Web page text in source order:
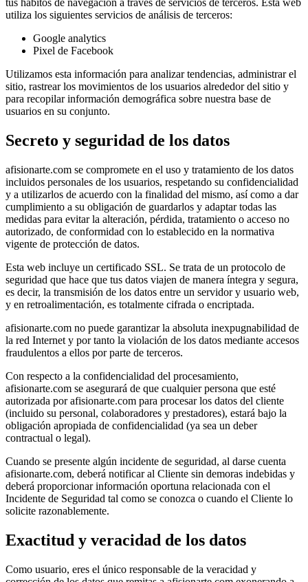
tus hábitos de navegación a través de servicios de terceros. Esta web
utiliza los siguientes servicios de análisis de terceros:
Google analytics
Pixel de Facebook
Utilizamos esta información para analizar tendencias, administrar el
sitio, rastrear los movimientos de los usuarios alrededor del sitio y
para recopilar información demográfica sobre nuestra base de
usuarios en su conjunto.
Secreto y seguridad de los datos
afisionarte.com se compromete en el uso y tratamiento de los datos
incluidos personales de los usuarios, respetando su confidencialidad
y a utilizarlos de acuerdo con la finalidad del mismo, así como a dar
cumplimiento a su obligación de guardarlos y adaptar todas las
medidas para evitar la alteración, pérdida, tratamiento o acceso no
autorizado, de conformidad con lo establecido en la normativa
vigente de protección de datos.
Esta web incluye un certificado SSL. Se trata de un protocolo de
seguridad que hace que tus datos viajen de manera íntegra y segura,
es decir, la transmisión de los datos entre un servidor y usuario web,
y en retroalimentación, es totalmente cifrada o encriptada.
afisionarte.com no puede garantizar la absoluta inexpugnabilidad de
la red Internet y por tanto la violación de los datos mediante accesos
fraudulentos a ellos por parte de terceros.
Con respecto a la confidencialidad del procesamiento,
afisionarte.com se asegurará de que cualquier persona que esté
autorizada por afisionarte.com para procesar los datos del cliente
(incluido su personal, colaboradores y prestadores), estará bajo la
obligación apropiada de confidencialidad (ya sea un deber
contractual o legal).
Cuando se presente algún incidente de seguridad, al darse cuenta
afisionarte.com, deberá notificar al Cliente sin demoras indebidas y
deberá proporcionar información oportuna relacionada con el
Incidente de Seguridad tal como se conozca o cuando el Cliente lo
solicite razonablemente.
Exactitud y veracidad de los datos
Como usuario, eres el único responsable de la veracidad y